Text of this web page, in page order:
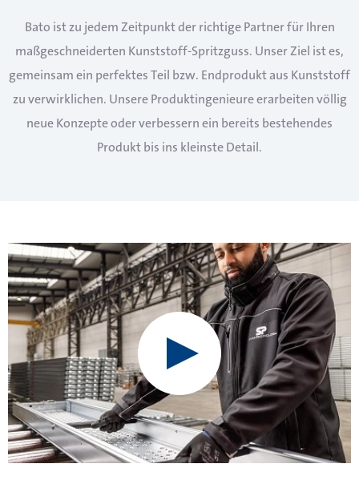
Bato ist zu jedem Zeitpunkt der richtige Partner für Ihren
maßgeschneiderten Kunststoff-Spritzguss. Unser Ziel ist es,
gemeinsam ein perfektes Teil bzw. Endprodukt aus Kunststoff
zu verwirklichen. Unsere Produktingenieure erarbeiten völlig
neue Konzepte oder verbessern ein bereits bestehendes
Produkt bis ins kleinste Detail.